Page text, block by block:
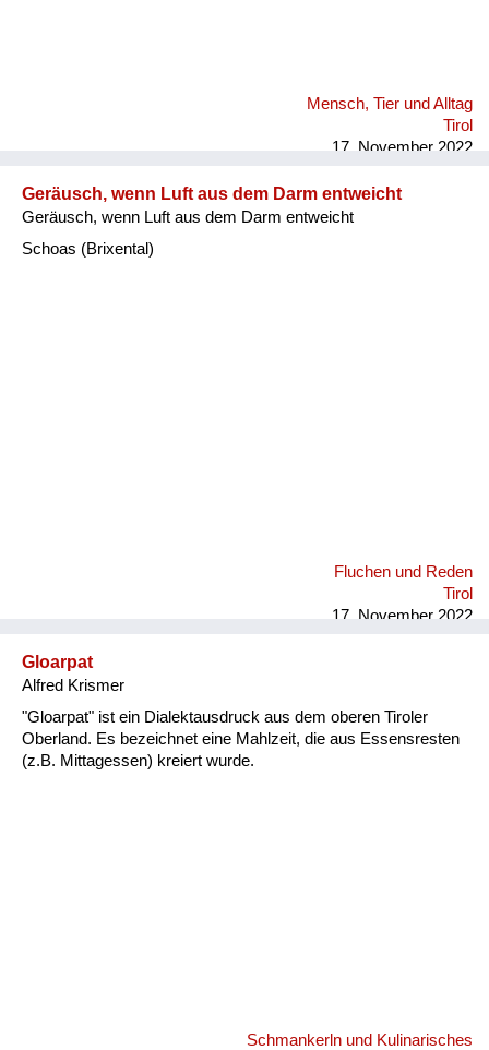
Mensch, Tier und Alltag
Tirol
17. November 2022
Geräusch, wenn Luft aus dem Darm entweicht
Geräusch, wenn Luft aus dem Darm entweicht
Schoas (Brixental)
Fluchen und Reden
Tirol
17. November 2022
Gloarpat
Alfred Krismer
"Gloarpat" ist ein Dialektausdruck aus dem oberen Tiroler
Oberland. Es bezeichnet eine Mahlzeit, die aus Essensresten
(z.B. Mittagessen) kreiert wurde.
Schmankerln und Kulinarisches